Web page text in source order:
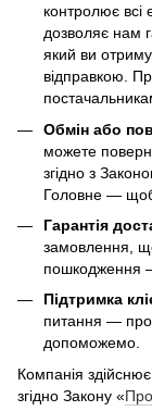
контролює всі
дозволяє нам
який ви
відправкою.
Обмін або
можете
згідно з
Головне — щоб
Гарантія
замовлення,
пошкодження
Підтримка
питання —
допоможемо.
Компанія
згідно Закону «